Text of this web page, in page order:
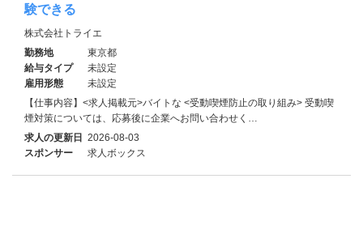
験できる
株式会社トライエ
勤務地
東京都
給与タイプ
未設定
雇用形態
未設定
【仕事内容】<求人掲載元>バイトな <受動喫煙防止の取り組み> 受動喫
煙対策については、応募後に企業へお問い合わせく…
求人の更新日 2026-08-03
スポンサー
求人ボックス